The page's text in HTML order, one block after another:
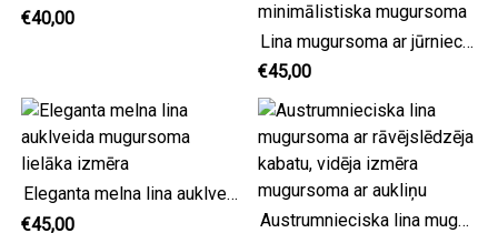
€40,00
Lina mugursoma ar jūrniecisku aukliņu Vidēja izmēra zila lina minimālistiska mugursoma
€45,00
Eleganta melna lina auklveida mugursoma lielāka izmēra
€45,00
Austrumnieciska lina mugursoma ar rāvējslēdzēja kabatu, vidēja izmēra mugursoma ar aukliņu